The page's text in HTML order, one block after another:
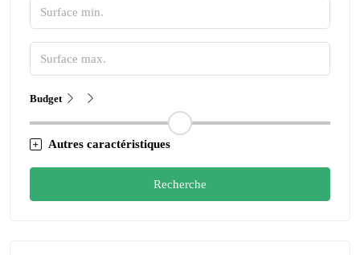
Budget
Autres caractéristiques
Recherche